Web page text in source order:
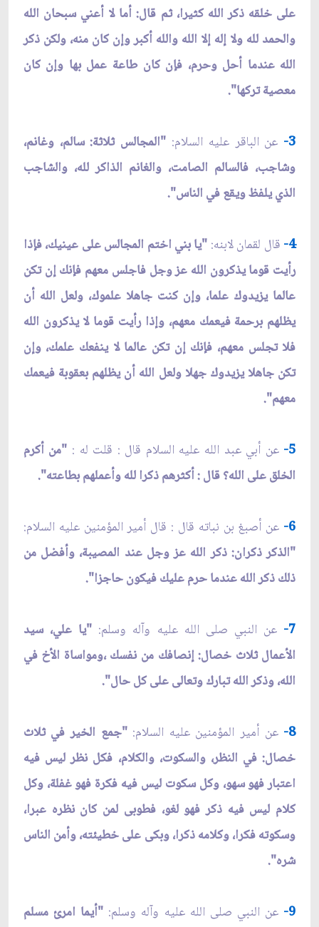
على خلقه ذكر الله كثيرا، ثم قال: أما لا أعني سبحان الله
والحمد لله ولا إله إلا الله والله أكبر وإن كان منه، ولكن ذكر
الله عندما أحل وحرم، فإن كان طاعة عمل بها وإن كان
معصية تركها".
3- عن الباقر عليه السلام: "المجالس ثلاثة: سالم، وغانم،
وشاجب، فالسالم الصامت، والغانم الذاكر لله، والشاجب
الذي يلفظ ويقع في الناس".
4- قال لقمان لابنه: "يا بني اختم المجالس على عينيك، فإذا
رأيت قوما يذكرون الله عز وجل فاجلس معهم فإنك إن تكن
عالما يزيدوك علما، وإن كنت جاهلا علموك، ولعل الله أن
يظلهم برحمة فيعمك معهم، وإذا رأيت قوما لا يذكرون الله
فلا تجلس معهم، فإنك إن تكن عالما لا ينفعك علمك، وإن
تكن جاهلا يزيدوك جهلا ولعل الله أن يظلهم بعقوبة فيعمك
معهم".
5- عن أبي عبد الله عليه السلام قال : قلت له : "من أكرم
الخلق على الله؟ قال : أكثرهم ذكرا لله وأعملهم بطاعته".
6- عن أصبغ بن نباته قال : قال أمير المؤمنين عليه السلام:
"الذكر ذكران: ذكر الله عز وجل عند المصيبة، وأفضل من
ذلك ذكر الله عندما حرم عليك فيكون حاجزا".
7- عن النبي صلى الله عليه وآله وسلم: "يا علي، سيد
الأعمال ثلاث خصال: إنصافك من نفسك ،ومواساة الأخ في
الله، وذكر الله تبارك وتعالى على كل حال".
8- عن أمير المؤمنين عليه السلام:"جمع الخير في ثلاث
خصال: في النظر، والسكوت، والكلام، فكل نظر ليس فيه
اعتبار فهو سهو، وكل سكوت ليس فيه فكرة فهو غفلة، وكل
كلام ليس فيه ذكر فهو لغو، فطوبى لمن كان نظره عبرا،
وسكوته فكرا، وكلامه ذكرا، وبكى على خطيئته، وأمن الناس
شره".
9- عن النبي صلى الله عليه وآله وسلم: "أيما امرئ مسلم